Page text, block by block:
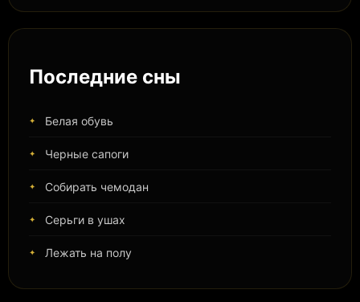
Последние сны
Белая обувь
Черные сапоги
Собирать чемодан
Серьги в ушах
Лежать на полу